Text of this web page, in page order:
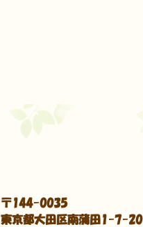
〒144-0035
東京都大田区南蒲田1-7-20